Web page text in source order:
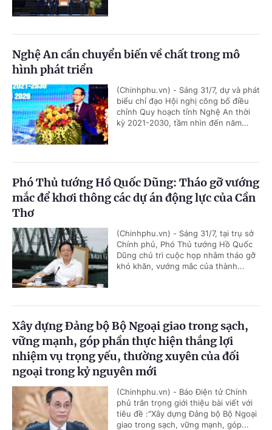
Nghệ An cần chuyển biến về chất trong mô
hình phát triển
(Chinhphu.vn) - Sáng 31/7, dự và phát
biểu chỉ đạo Hội nghị công bố điều
chỉnh Quy hoạch tỉnh Nghệ An thời
kỳ 2021-2030, tầm nhìn đến năm...
Phó Thủ tướng Hồ Quốc Dũng: Tháo gỡ vướng
mắc để khơi thông các dự án động lực của Cần
Thơ
(Chinhphu.vn) - Sáng 31/7, tại trụ sở
Chính phủ, Phó Thủ tướng Hồ Quốc
Dũng chủ trì cuộc họp nhằm tháo gỡ
khó khăn, vướng mắc của thành...
Xây dựng Đảng bộ Bộ Ngoại giao trong sạch,
vững mạnh, góp phần thực hiện thắng lợi
nhiệm vụ trọng yếu, thường xuyên của đối
ngoại trong kỷ nguyên mới
(Chinhphu.vn) - Báo Điện tử Chính
phủ trân trọng giới thiệu bài viết với
tiêu đề :"Xây dựng Đảng bộ Bộ Ngoại
giao trong sạch, vững mạnh, góp...